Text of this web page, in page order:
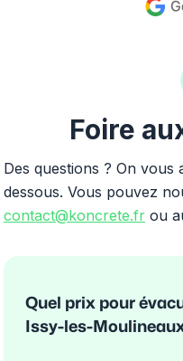
Foire
Des questions ? On
dessous. Vous pouvez
contact@koncrete.fr ou
Quel prix pour
Issy-les-